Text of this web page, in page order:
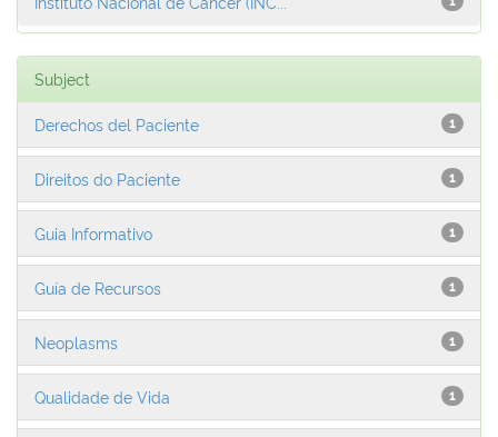
Subject
1
Derechos del Paciente
1
Direitos do Paciente
1
Guia Informativo
1
Guía de Recursos
1
Neoplasms
1
Qualidade de Vida